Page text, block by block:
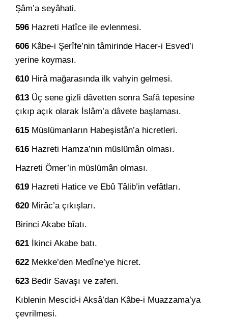
Şâm’a seyâhati.
596 Hazreti Hatîce ile evlenmesi.
606 Kâbe-i Şerîfe’nin tâmirinde Hacer-i Esved’i
yerine koyması.
610 Hirâ mağarasında ilk vahyin gelmesi.
613 Üç sene gizli dâvetten sonra Safâ tepesine
çıkıp açık olarak İslâm’a dâvete başlaması.
615 Müslümanların Habeşistân’a hicretleri.
616 Hazreti Hamza’nın müslümân olması.
Hazreti Ömer’in müslümân olması.
619 Hazreti Hatice ve Ebû Tâlib’in vefâtları.
620 Mirâc’a çıkışları.
Birinci Akabe bîatı.
621 İkinci Akabe batı.
622 Mekke’den Medîne’ye hicret.
623 Bedir Savaşı ve zaferi.
Kıblenin Mescid-i Aksâ’dan Kâbe-i Muazzama’ya
çevrilmesi.